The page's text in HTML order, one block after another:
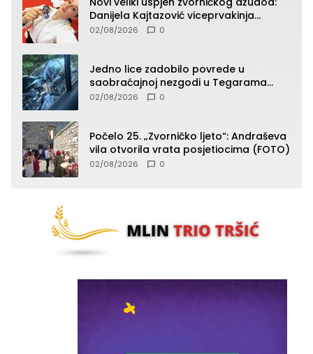
Danijela Kajtazović viceprvakinja
Balkana u seniorskoj konkurenciji
02/08/2026 0
Jedno lice zadobilo povrede u
saobraćajnoj nezgodi u Tegarama
(FOTO)
02/08/2026 0
Počelo 25. „Zvorničko ljeto“: Andraševa
vila otvorila vrata posjetiocima (FOTO)
02/08/2026 0